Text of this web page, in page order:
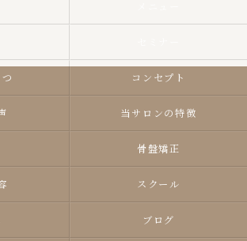
コンセプト
当サロンの特徴
骨盤矯正
スクール
ブログ